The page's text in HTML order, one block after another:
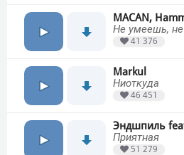
MACAN,
Не умеешь,
41 376
Markul
Ниоткуда
46 451
Эндшпиль
Приятная
51 279